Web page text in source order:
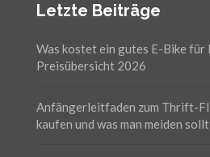
Letzte Beiträge
Was kostet ein gutes E-Bike für
Preisübersicht 2026
Anfängerleitfaden zum Thrift-
kaufen und was man meiden